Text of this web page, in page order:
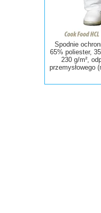
Spodnie
65% poliester,
230 g/m²,
przemysłowego